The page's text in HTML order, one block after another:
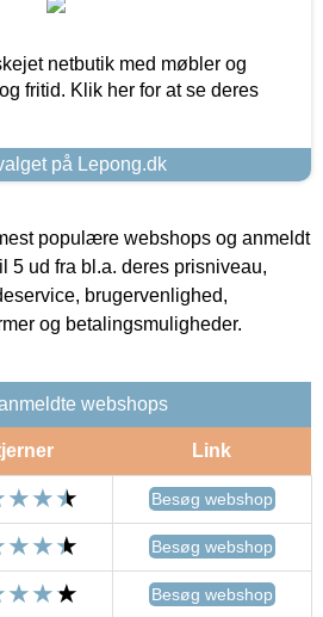
netbutik med møbler og
fritid. Klik her for at se deres
på Lepong.dk
populære webshops og anmeldt
5 ud fra bl.a. deres prisniveau,
brugervenlighed,
og betalingsmuligheder.
webshops
Link
Besøg webshop
Besøg webshop
Besøg webshop